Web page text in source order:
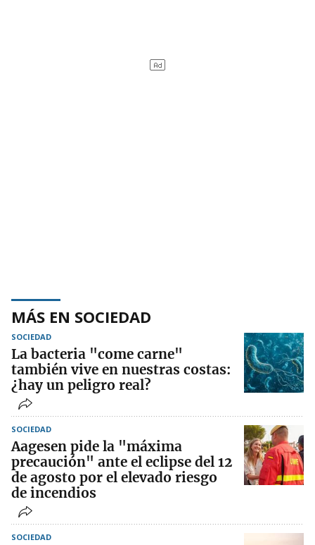
MÁS EN SOCIEDAD
SOCIEDAD
La bacteria "come carne"
también vive en nuestras costas:
¿hay un peligro real?
SOCIEDAD
Aagesen pide la "máxima
precaución" ante el eclipse del 12
de agosto por el elevado riesgo
de incendios
SOCIEDAD